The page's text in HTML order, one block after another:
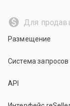
Для
Размещение
Система запросов
API